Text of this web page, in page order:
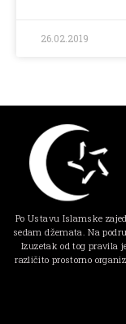
26.02.2019
Po Ustavu Islamske
sedam džemata. Na
Izuzetak od tog pravila
različito prostorno